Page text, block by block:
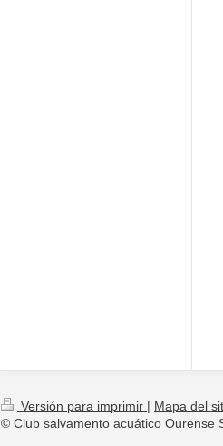
Versión para imprimir | Mapa del
© Club salvamento acuático Ourense